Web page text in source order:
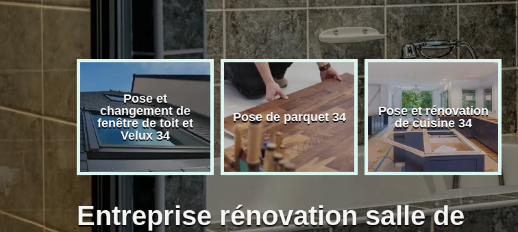
34
Pose et
changement de
fenêtre de toit et
Velux 34
Pose de parquet 34
Pose et rénovation
de cuisine 34
Entreprise rénovation salle de